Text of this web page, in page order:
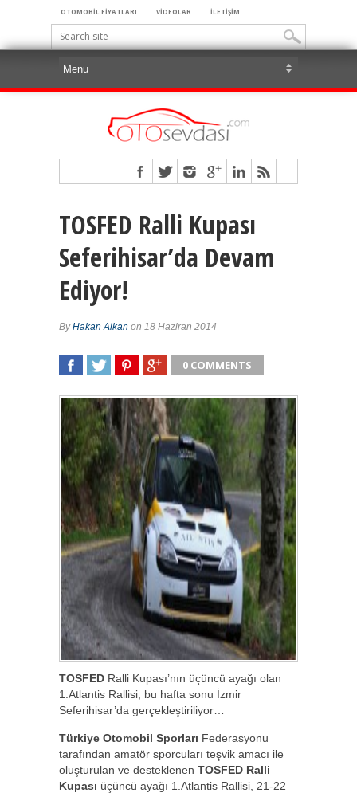
OTOMOBİL FİYATLARI VİDEOLAR İLETİŞİM
TOSFED Ralli Kupası
Seferihisar’da Devam
Ediyor!
ByHakan Alkan on 18 Haziran 2014
0 COMMENTS
TOSFED Ralli Kupası’nın üçüncü ayağı olan
1.Atlantis Rallisi, bu hafta sonu İzmir
Seferihisar’da gerçekleştiriliyor…
Türkiye Otomobil Sporları Federasyonu
tarafından amatör sporcuları teşvik amacı ile
oluşturulan ve desteklenen TOSFED Ralli
Kupası üçüncü ayağı 1.Atlantis Rallisi, 21-22